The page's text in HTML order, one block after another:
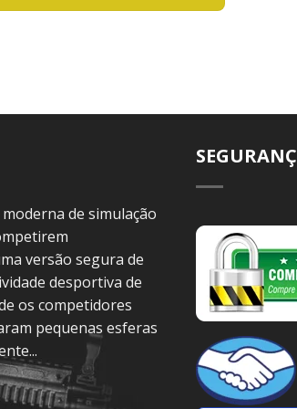
de simulação
versão segura de
desportiva de
os competidores
pequenas esferas